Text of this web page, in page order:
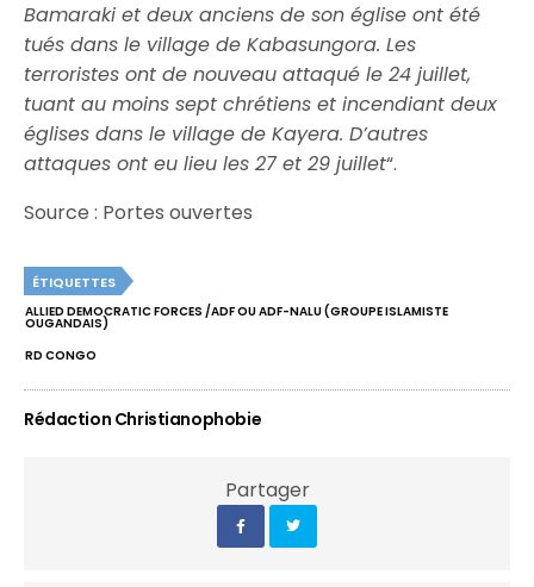
Bamaraki et deux anciens de son église ont été
tués dans le village de Kabasungora. Les
terroristes ont de nouveau attaqué le 24 juillet,
tuant au moins sept chrétiens et incendiant deux
églises dans le village de Kayera. D’autres
attaques ont eu lieu les 27 et 29 juillet“.
Source : Portes ouvertes
ÉTIQUETTES
ALLIED DEMOCRATIC FORCES /ADF OU ADF-NALU (GROUPE ISLAMISTE
OUGANDAIS)
RD CONGO
Rédaction Christianophobie
Partager